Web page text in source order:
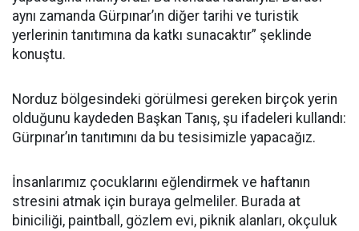
aynı zamanda Gürpınar’ın diğer tarihi ve turistik
yerlerinin tanıtımına da katkı sunacaktır” şeklinde
konuştu.
Norduz bölgesindeki görülmesi gereken birçok yerin
olduğunu kaydeden Başkan Tanış, şu ifadeleri kullandı:
Gürpınar’ın tanıtımını da bu tesisimizle yapacağız.
İnsanlarımız çocuklarını eğlendirmek ve haftanın
stresini atmak için buraya gelmeliler. Burada at
biniciliği, paintball, gözlem evi, piknik alanları, okçuluk